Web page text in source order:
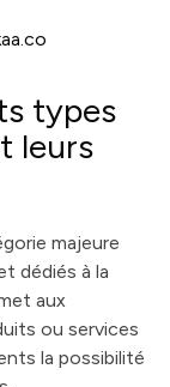
types
leurs
majeure
dédiés à la
aux
ou services
la possibilité